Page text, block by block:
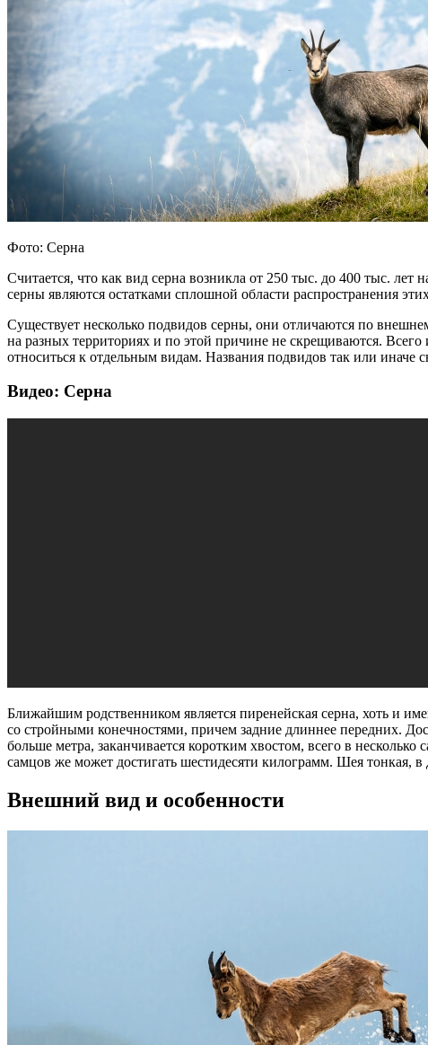
Фото: Серна
Считается, что как вид серна возникла от 250 тыс. до 400 тыс.
серны являются остатками сплошной области распространения
Существует несколько подвидов серны, они отличаются по
на разных территориях и по этой причине не скрещиваются.
относиться к отдельным видам. Названия подвидов так или
Видео: Серна
Ближайшим родственником является пиренейская серна, хоть и
со стройными конечностями, причем задние длиннее передних.
больше метра, заканчивается коротким хвостом, всего в
самцов же может достигать шестидесяти килограмм. Шея тонкая,
Внешний вид и особенности